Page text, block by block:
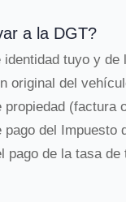
a la DGT?
identidad tuyo y
original del
(factura
pago del Impuesto
pago de la tasa